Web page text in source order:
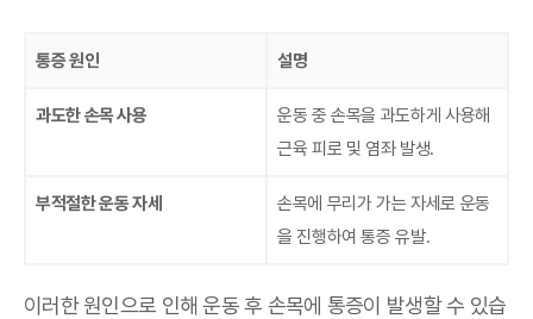
통증 원인 설명
과도한 손목 사용
운동 중 손목을 과도하게 사용해
근육 피로 및 염좌 발생.
부적절한 운동 자세
손목에 무리가 가는 자세로 운동
을 진행하여 통증 유발.
이러한 원인으로 인해 운동 후 손목에 통증이 발생할 수 있습